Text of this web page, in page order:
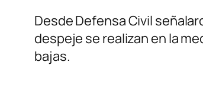
Desde Defensa Civil
despeje se realizan en la
bajas.